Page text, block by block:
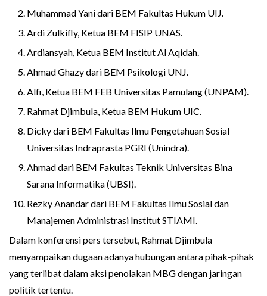
Muhammad Yani dari BEM Fakultas Hukum UIJ.
Ardi Zulkifly, Ketua BEM FISIP UNAS.
Ardiansyah, Ketua BEM Institut Al Aqidah.
Ahmad Ghazy dari BEM Psikologi UNJ.
Alfi, Ketua BEM FEB Universitas Pamulang (UNPAM).
Rahmat Djimbula, Ketua BEM Hukum UIC.
Dicky dari BEM Fakultas Ilmu Pengetahuan Sosial
Universitas Indraprasta PGRI (Unindra).
Ahmad dari BEM Fakultas Teknik Universitas Bina
Sarana Informatika (UBSI).
Rezky Anandar dari BEM Fakultas Ilmu Sosial dan
Manajemen Administrasi Institut STIAMI.
Dalam konferensi pers tersebut, Rahmat Djimbula
menyampaikan dugaan adanya hubungan antara pihak-pihak
yang terlibat dalam aksi penolakan MBG dengan jaringan
politik tertentu.